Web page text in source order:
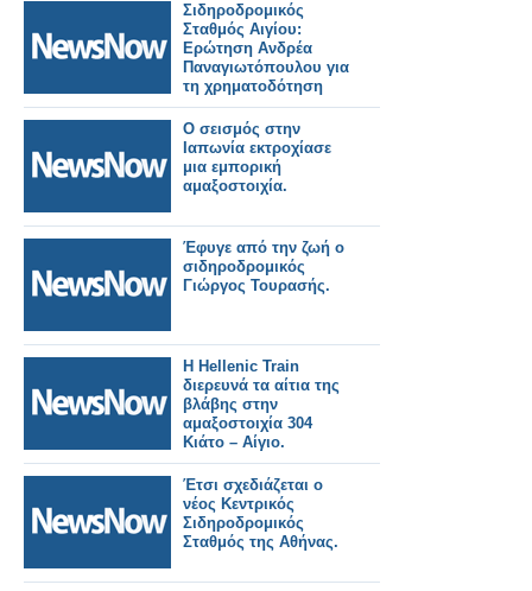
Σιδηροδρομικός
Σταθμός Αιγίου:
Ερώτηση Ανδρέα
Παναγιωτόπουλου για
τη χρηματοδότηση
των
απαλλοτριώσεων.
Ο σεισμός στην
Ιαπωνία εκτροχίασε
μια εμπορική
αμαξοστοιχία.
Έφυγε από την ζωή ο
σιδηροδρομικός
Γιώργος Τουρασής.
Η Hellenic Train
διερευνά τα αίτια της
βλάβης στην
αμαξοστοιχία 304
Κιάτο – Αίγιο.
Έτσι σχεδιάζεται ο
νέος Κεντρικός
Σιδηροδρομικός
Σταθμός της Αθήνας.